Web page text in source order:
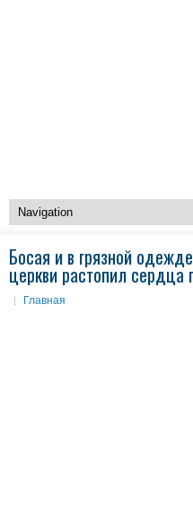
Босая и в грязной
церкви растопил сердца
Главная